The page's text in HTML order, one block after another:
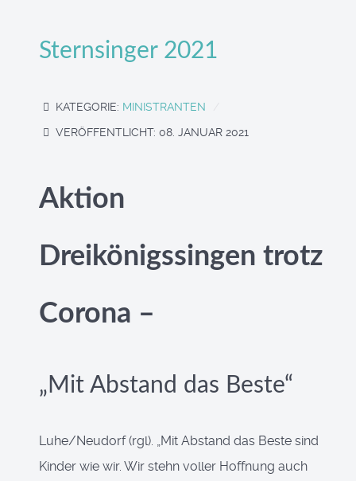
Sternsinger 2021
KATEGORIE: MINISTRANTEN
VERÖFFENTLICHT: 08. JANUAR 2021
Aktion
Dreikönigssingen trotz
Corona –
„Mit Abstand das Beste“
Luhe/Neudorf (rgl). „Mit Abstand das Beste sind
Kinder wie wir. Wir stehn voller Hoffnung auch